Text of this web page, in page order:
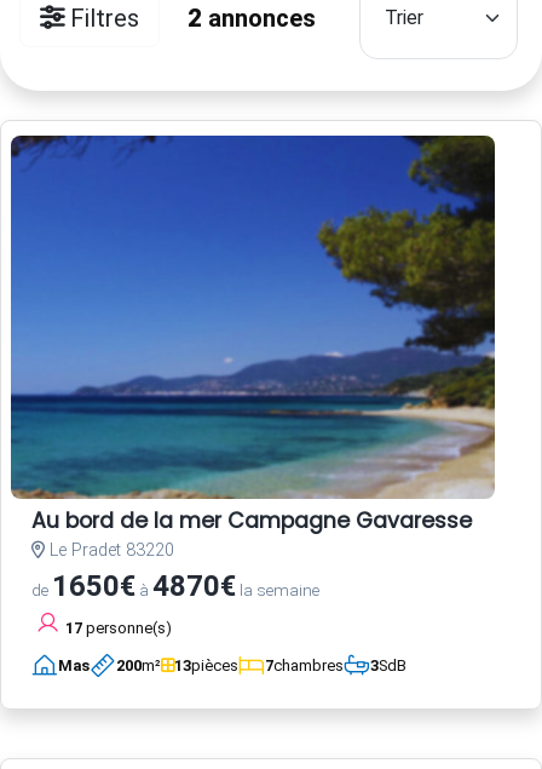
Filtres 2 annonces
Au bord de la mer Campagne Gavaresse
Le Pradet 83220
de 1650€ à 4870€ la semaine
17 personne(s)
Mas 200m² 13pièces 7chambres 3SdB